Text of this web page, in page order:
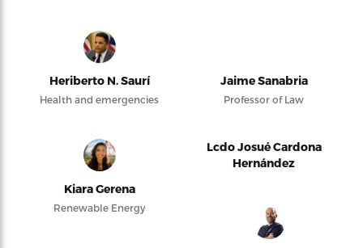
Heriberto N. Saurí
Health and emergencies
Jaime Sanabria
Professor of Law
Kiara Gerena
Renewable Energy
Lcdo Josué Cardona
Hernández